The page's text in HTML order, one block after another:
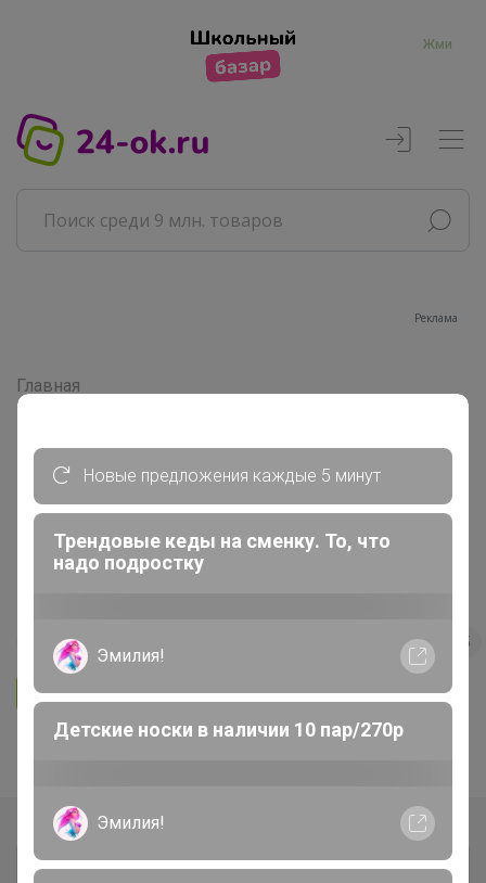
Жми
Главная
ВЗРОСЛЫЕ СП
ОДЕЖДА ДЛЯ ВЗРОСЛЫХ
GREG, CASINO - футболки от 480
241 15
Ответить
Новые предложения каждые 5 минут
Трендовые кеды на сменку. То, что
надо подростку
Эмилия!
Детские носки в наличии 10 пар/270р
Эмилия!